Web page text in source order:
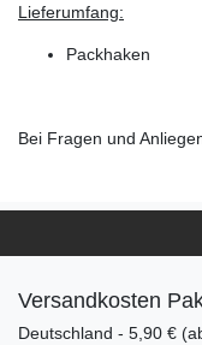
Lieferumfang:
Packhaken
Bei Fragen und
Versandkosten
Deutschland - 5,90 €